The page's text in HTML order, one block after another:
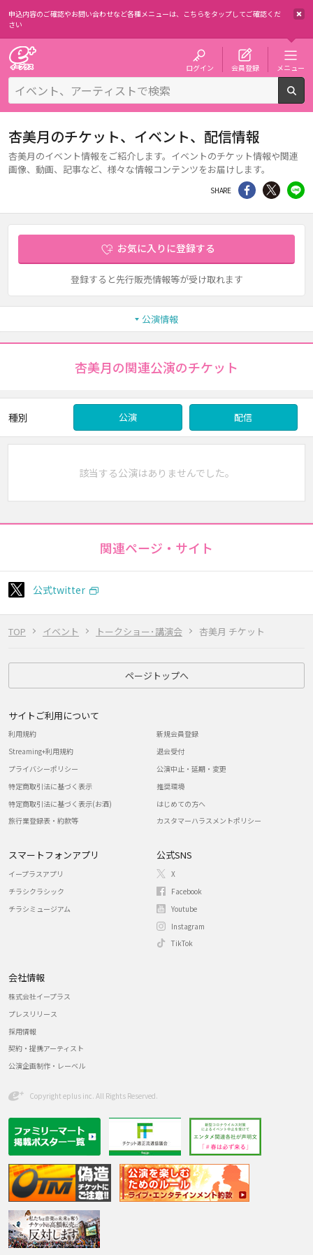
申込内容のご確認やお問い合わせなど各種メニューは、 こちらをタップしてご確認くだ
さい
ログイン 会員登録 メニュー
TOP イベント トークショー･講演会 杏美月 チケット
杏美月のチケット、イベント、配信情報
杏美月のイベント情報をご紹介します。イベントのチケット情報や関連
画像、動画、記事など、様々な情報コンテンツをお届けします。
SHARE シェア Twitter
お気に入りに登録する
登録すると先行販売情報等が受け取れます
公演情報
杏美月の関連公演のチケット
種別 公演 配信
該当する公演はありませんでした。
関連ページ・サイト
公式twitter
ページトップへ
サイトご利用について
利用規約
Streaming+利用規約
プライバシーポリシー
特定商取引法に基づく表示
特定商取引法に基づく表示(お酒)
旅行業登録表・約款等
新規会員登録
退会受付
公演中止・延期・変更
推奨環境
はじめての方へ
カスタマーハラスメントポリシー
スマートフォンアプリ
イープラスアプリ
チラシクラシック
チラシミュージアム
公式SNS
X
Facebook
Youtube
Instagram
TikTok
会社情報
株式会社イープラス
プレスリリース
採用情報
契約・提携アーティスト
公演企画制作・レーベル
Copyright eplus inc. All Rights Reserved.